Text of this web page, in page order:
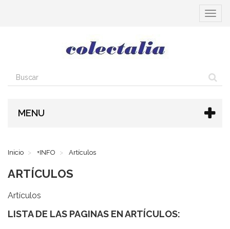
MENU
Inicio +INFO Artículos
ARTÍCULOS
Artículos
LISTA DE LAS PAGINAS EN ARTÍCULOS: